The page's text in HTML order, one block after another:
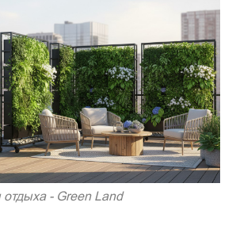
- Green Land